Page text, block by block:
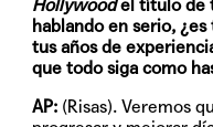
Hollywoodel título de
hablando en serio,
tus años de
que todo siga como
AP: (Risas). Veremos